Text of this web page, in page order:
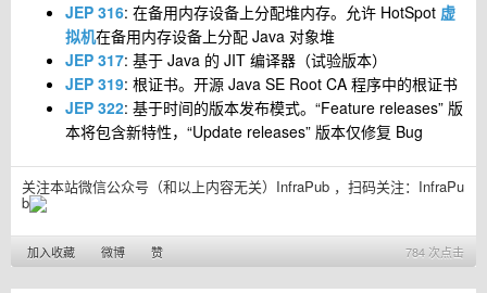
JEP 316: 在备用内存设备上分配堆内存。允许 HotSpot 虚
拟机在备用内存设备上分配 Java 对象堆
JEP 317: 基于 Java 的 JIT 编译器（试验版本）
JEP 319: 根证书。开源 Java SE Root CA 程序中的根证书
JEP 322: 基于时间的版本发布模式。“Feature releases” 版
本将包含新特性，“Update releases” 版本仅修复 Bug
关注本站微信公众号（和以上内容无关）InfraPub ，扫码关注： InfraPu
b
784 次点击
加入收藏 微博 赞